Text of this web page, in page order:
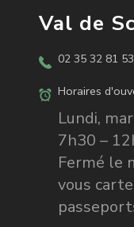
Val de
02 35 32 81 53
Horaires
Lundi,
7h30 –
Fermé le
vous